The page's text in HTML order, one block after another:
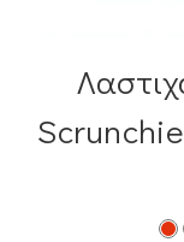
Scrunchie